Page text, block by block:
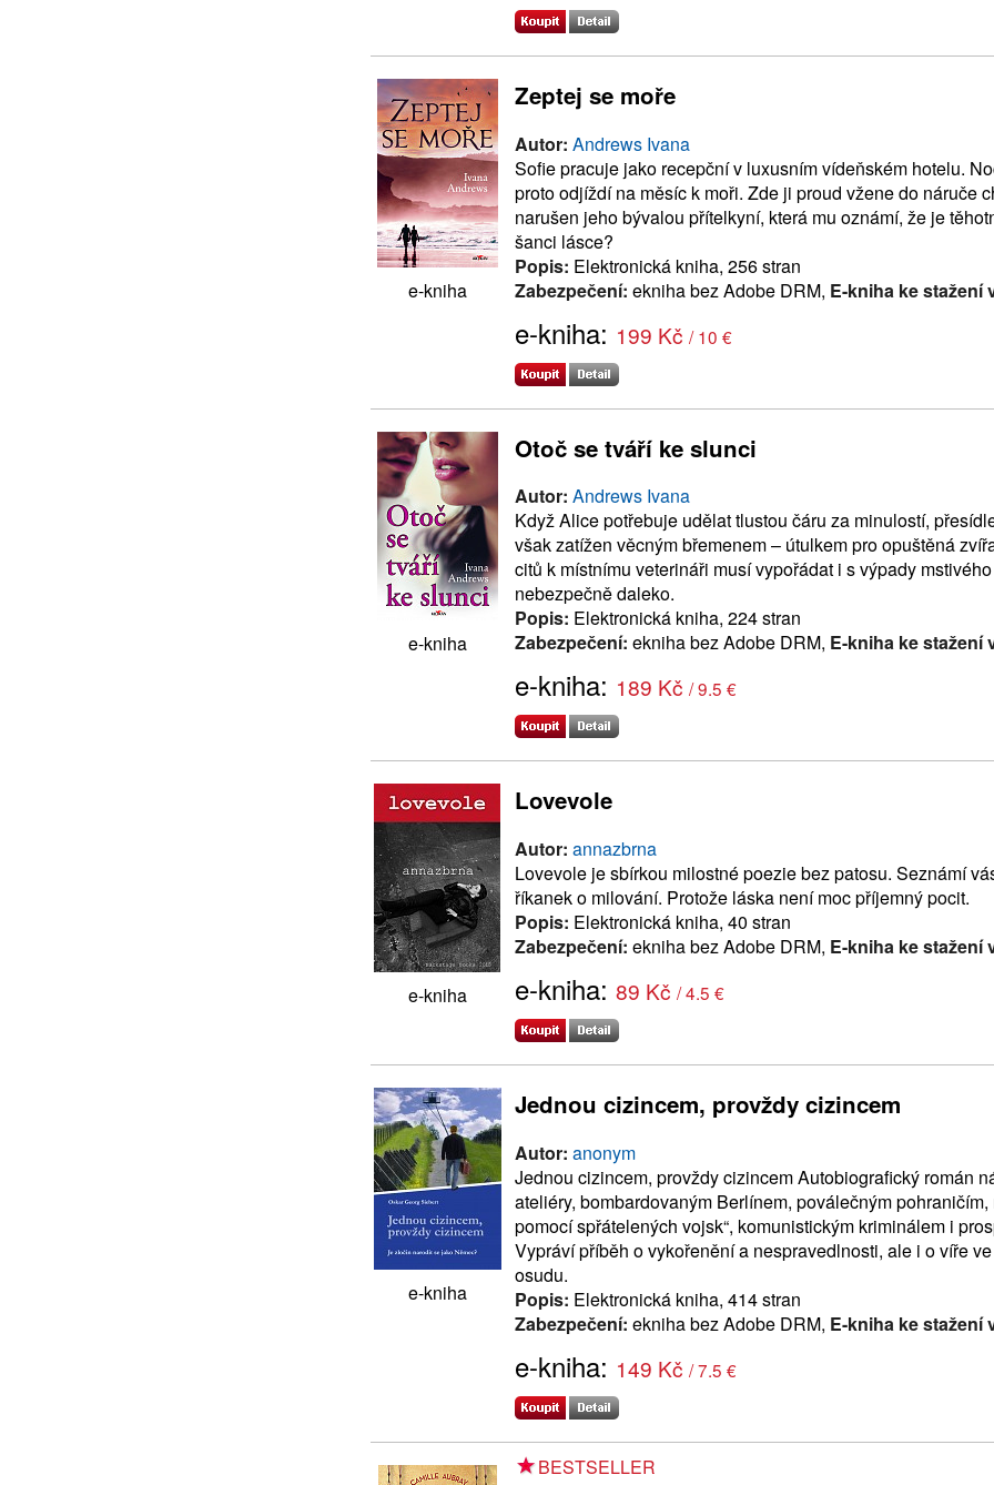
e-kniha
Zeptej se moře
Autor: Andrews Ivana
Sofie pracuje jako recepční v luxusním vídeňském hotelu.
proto odjíždí na měsíc k moři. Zde ji proud vžene do náruče
narušen jeho bývalou přítelkyní, která mu oznámí, že je
šanci lásce?
Popis: Elektronická kniha, 256 stran
Zabezpečení: ekniha bez Adobe DRM, E-kniha ke stažení
e-kniha: 199 Kč / 10 €
e-kniha
Otoč se tváří ke slunci
Autor: Andrews Ivana
Když Alice potřebuje udělat tlustou čáru za minulostí,
však zatížen věcným břemenem – útulkem pro opuštěná
citů k místnímu veterináři musí vypořádat i s výpady
nebezpečně daleko.
Popis: Elektronická kniha, 224 stran
Zabezpečení: ekniha bez Adobe DRM, E-kniha ke stažení
e-kniha: 189 Kč / 9.5 €
e-kniha
Lovevole
Autor: annazbrna
Lovevole je sbírkou milostné poezie bez patosu. Seznámí
říkanek o milování. Protože láska není moc příjemný pocit.
Popis: Elektronická kniha, 40 stran
Zabezpečení: ekniha bez Adobe DRM, E-kniha ke stažení
e-kniha: 89 Kč / 4.5 €
e-kniha
Jednou cizincem, provždy cizincem
Autor: anonym
Jednou cizincem, provždy cizincem Autobiografický román
ateliéry, bombardovaným Berlínem, poválečným
pomocí spřátelených vojsk“, komunistickým kriminálem i
Vypráví příběh o vykořenění a nespravedlnosti, ale i o víře
osudu.
Popis: Elektronická kniha, 414 stran
Zabezpečení: ekniha bez Adobe DRM, E-kniha ke stažení
e-kniha: 149 Kč / 7.5 €
BESTSELLER